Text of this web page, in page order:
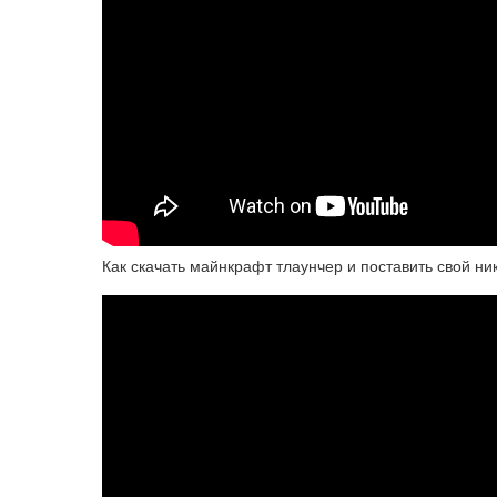
Как скачать майнкрафт тлаунчер и поставить свой